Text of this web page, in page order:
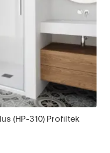
(HP-310) Profiltek